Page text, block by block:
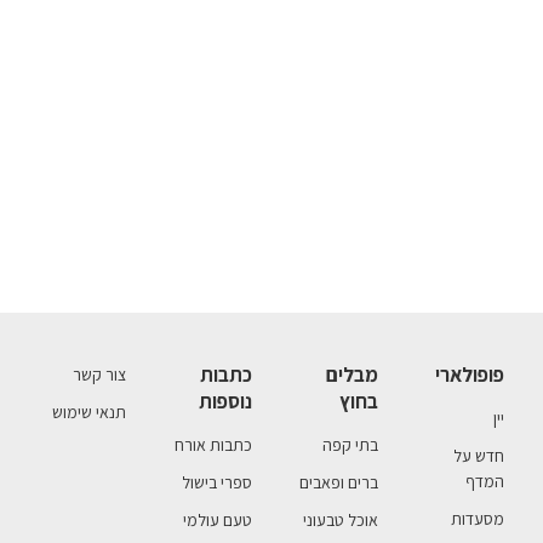
פופולארי
יין
חדש על
המדף
מסעדות
מבלים
בחוץ
בתי קפה
ברים ופאבים
אוכל טבעוני
כתבות
נוספות
כתבות אורח
ספרי בישול
טעם עולמי
צור קשר
תנאי שימוש